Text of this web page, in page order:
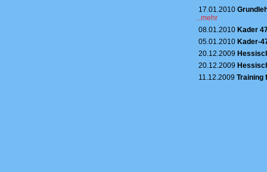
17.01.2010
...mehr
08.01.2010 Kader
05.01.2010 Kader-
20.12.2009
20.12.2009
11.12.2009 Training